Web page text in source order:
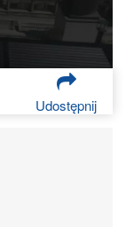
Udostępnij